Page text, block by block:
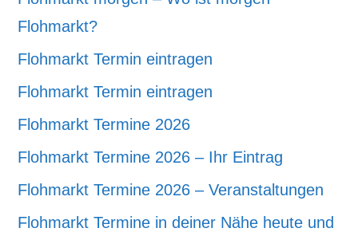
Flohmarkt?
Flohmarkt Termin eintragen
Flohmarkt Termin eintragen
Flohmarkt Termine 2026
Flohmarkt Termine 2026 – Ihr Eintrag
Flohmarkt Termine 2026 – Veranstaltungen
Flohmarkt Termine in deiner Nähe heute und